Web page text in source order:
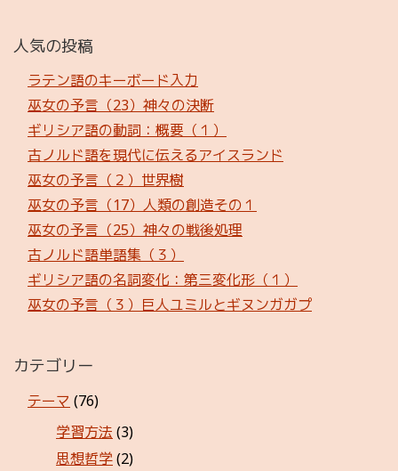
人気の投稿
ラテン語のキーボード入力
巫女の予言（23）神々の決断
ギリシア語の動詞：概要（１）
古ノルド語を現代に伝えるアイスランド
巫女の予言（２）世界樹
巫女の予言（17）人類の創造その１
巫女の予言（25）神々の戦後処理
古ノルド語単語集（３）
ギリシア語の名詞変化：第三変化形（１）
巫女の予言（３）巨人ユミルとギヌンガガプ
カテゴリー
テーマ (76)
学習方法 (3)
思想哲学(2)